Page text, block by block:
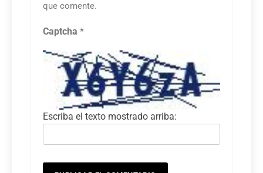
que comente.
Captcha *
Escriba el texto mostrado arriba: